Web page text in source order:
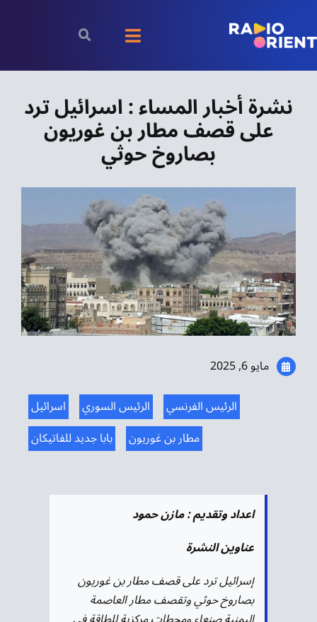
content
Toggle
Navigation
بودكاست
اقتصاد
مقالات
موسيقى الشرق
تواصل معنا
نشرة أخبار المساء : اسرائيل ترد
على قصف مطار بن غوريون
بصاروخ حوثي
مايو 6, 2025
اسرائيل
الرئيس السوري
الرئيس الفرنسي
بابا جديد للفاتيكان
مطار بن غوريون
اعداد وتقديم : مازن حمود
عناوين النشرة
إسرائيل ترد على قصف مطار بن غوريون
بصاروخ حوثي وتقصف مطار العاصمة